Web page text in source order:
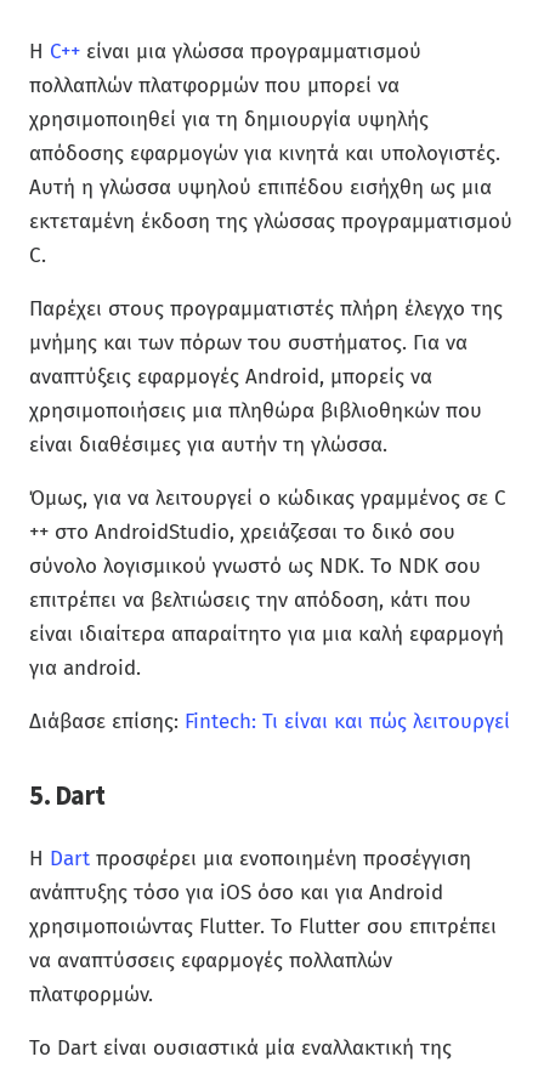
Η C++ είναι μια γλώσσα προγραμματισμού
πολλαπλών πλατφορμών που μπορεί να
χρησιμοποιηθεί για τη δημιουργία υψηλής
απόδοσης εφαρμογών για κινητά και υπολογιστές.
Αυτή η γλώσσα υψηλού επιπέδου εισήχθη ως μια
εκτεταμένη έκδοση της γλώσσας προγραμματισμού
C.
Παρέχει στους προγραμματιστές πλήρη έλεγχο της
μνήμης και των πόρων του συστήματος. Για να
αναπτύξεις εφαρμογές Android, μπορείς να
χρησιμοποιήσεις μια πληθώρα βιβλιοθηκών που
είναι διαθέσιμες για αυτήν τη γλώσσα.
Όμως, για να λειτουργεί ο κώδικας γραμμένος σε C
++ στο AndroidStudio, χρειάζεσαι το δικό σου
σύνολο λογισμικού γνωστό ως NDK. Το NDK σου
επιτρέπει να βελτιώσεις την απόδοση, κάτι που
είναι ιδιαίτερα απαραίτητο για μια καλή εφαρμογή
για android.
Διάβασε επίσης: Fintech: Τι είναι και πώς λειτουργεί
5. Dart
Η Dart προσφέρει μια ενοποιημένη προσέγγιση
ανάπτυξης τόσο για iOS όσο και για Android
χρησιμοποιώντας Flutter. Το Flutter σου επιτρέπει
να αναπτύσσεις εφαρμογές πολλαπλών
πλατφορμών.
Το Dart είναι ουσιαστικά μία εναλλακτική της